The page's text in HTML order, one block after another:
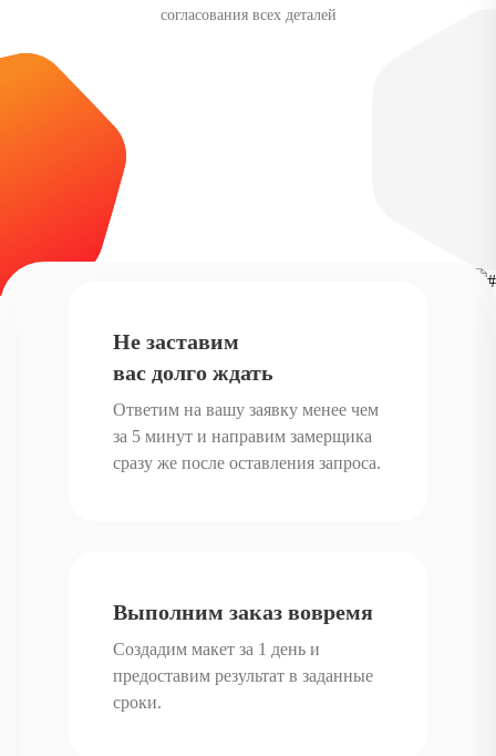
согласования всех деталей
Не заставим
вас долго ждать
Ответим на вашу заявку менее чем
за 5 минут и направим замерщика
сразу же после оставления запроса.
Выполним заказ вовремя
Создадим макет за 1 день и
предоставим результат в заданные
сроки.